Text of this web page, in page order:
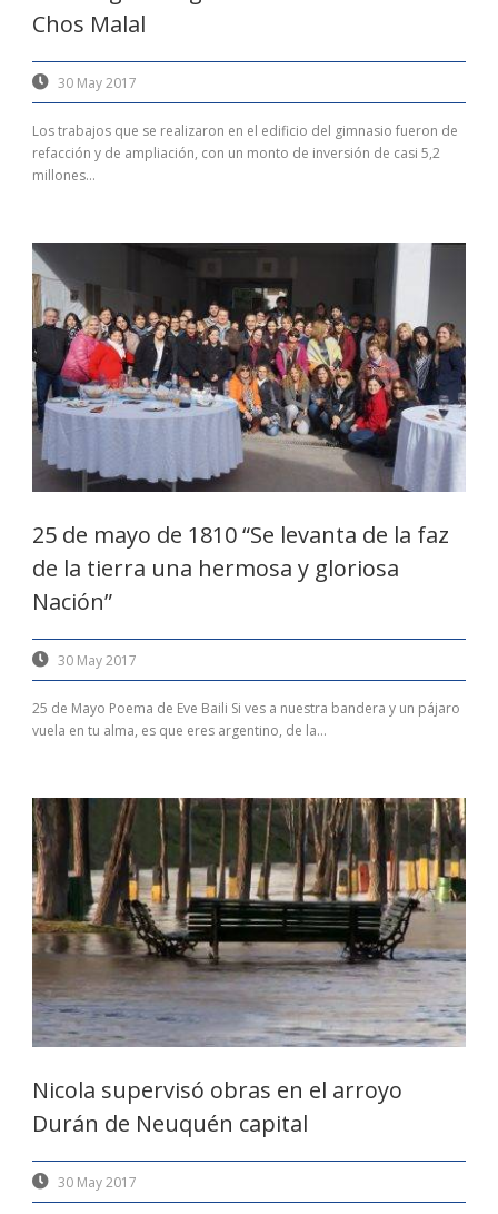
Chos Malal
30 May 2017
Los trabajos que se realizaron en el edificio del gimnasio fueron de
refacción y de ampliación, con un monto de inversión de casi 5,2
millones...
25 de mayo de 1810 “Se levanta de la faz
de la tierra una hermosa y gloriosa
Nación”
30 May 2017
25 de Mayo Poema de Eve Baili Si ves a nuestra bandera y un pájaro
vuela en tu alma, es que eres argentino, de la...
Nicola supervisó obras en el arroyo
Durán de Neuquén capital
30 May 2017